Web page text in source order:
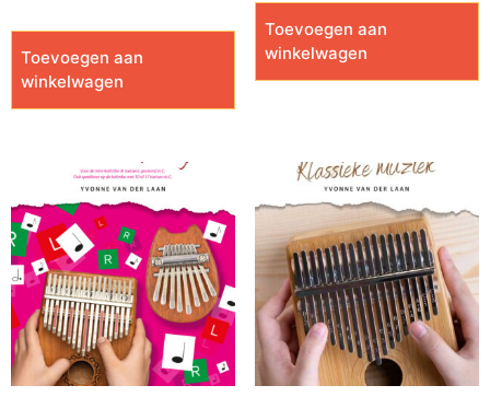
Toevoegen aan
winkelwagen
Toevoegen aan
winkelwagen